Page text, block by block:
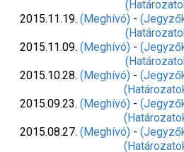
2015.11.19. (Meghívó) -
2015.11.09. (Meghívó) -
2015.10.28. (Meghívó) -
2015.09.23. (Meghívó) -
2015.08.27. (Meghívó) -